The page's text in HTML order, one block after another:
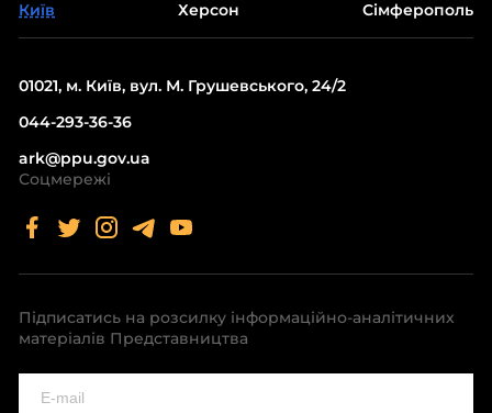
Київ Херсон Сімферополь
01021, м. Київ, вул. М. Грушевського, 24/2
044-293-36-36
ark@ppu.gov.ua
Соцмережі
Підписатись на розсилку інформаційно-аналітичних
матеріалів Представництва